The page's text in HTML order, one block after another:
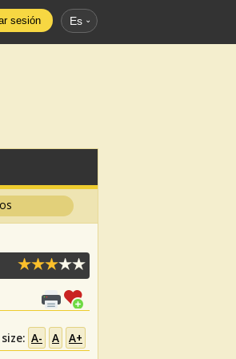
sesión Es
A- A A+